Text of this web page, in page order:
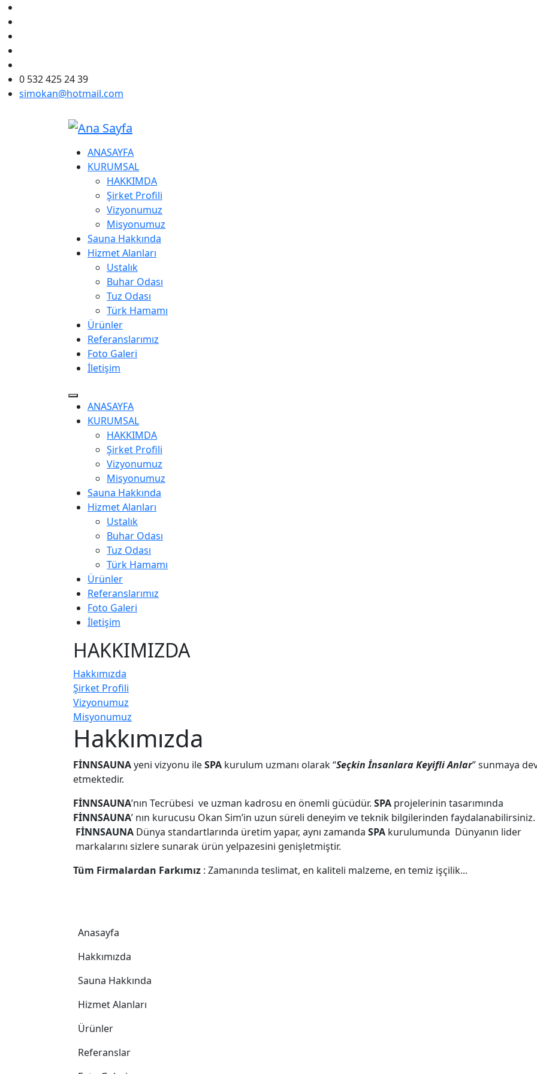
Ana içeriğe atla
0 532 425 24 39
simokan@hotmail.com
ANASAYFA
KURUMSAL
HAKKIMDA
Şirket Profili
Vizyonumuz
Misyonumuz
Sauna Hakkında
Hizmet Alanları
Ustalık
Buhar Odası
Tuz Odası
Türk Hamamı
Ürünler
Referanslarımız
Foto Galeri
İletişim
ANASAYFA
KURUMSAL
HAKKIMDA
Şirket Profili
Vizyonumuz
Misyonumuz
Sauna Hakkında
Hizmet Alanları
Ustalık
Buhar Odası
Tuz Odası
Türk Hamamı
Ürünler
Referanslarımız
Foto Galeri
İletişim
HAKKIMIZDA
Hakkımızda
Şirket Profili
Vizyonumuz
Misyonumuz
Hakkımızda
FİNNSAUNAyeni vizyonu ileSPA kurulum uzmanı olarak “Seçkin İnsanlara Keyifli Anlar” sunmaya
etmektedir.
FİNNSAUNA’nın Tecrübesi ve uzman kadrosu en önemli gücüdür. SPA projelerinin tasarımında
FİNNSAUNA’ nın kurucusu Okan Sim’in uzun süreli deneyim ve teknik bilgilerinden faydalanabilirsiniz.
FİNNSAUNA Dünya standartlarında üretim yapar, aynı zamanda SPA kurulumunda Dünyanın lider
markalarını sizlere sunarak ürün yelpazesini genişletmiştir.
Tüm Firmalardan Farkımız : Zamanında teslimat, en kaliteli malzeme, en temiz işçilik...
Footer
Anasayfa
Hakkımızda
Sauna Hakkında
Hizmet Alanları
Ürünler
Referanslar